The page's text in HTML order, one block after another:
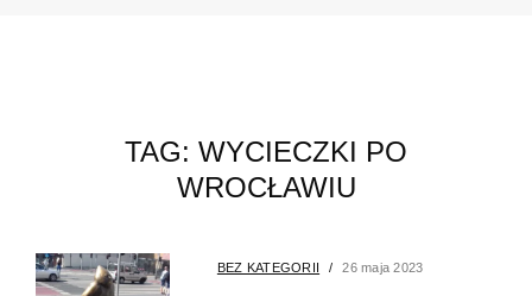
TAG: WYCIECZKI PO
WROCŁAWIU
BEZ KATEGORII 26 maja 2023